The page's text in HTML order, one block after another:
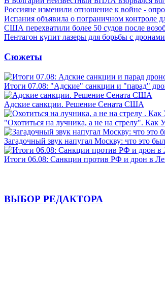
Россияне изменили отношение к войне -
Испания объявила о пограничном контроле
США перехватили более 50 судов после
Пентагон купит лазеры для борьбы с
Сюжеты
Итоги 07.08: "Адские" санкции и "парад"
Адские санкции. Решение Сената США
"Охотиться на лучника, а не на стрелу". Как
Загадочный звук напугал Москву: что это
Итоги 06.08: Санкции против РФ и дрон в
ВЫБОР РЕДАКТОРА